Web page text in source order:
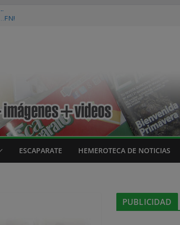
ESCAPARATE HEMEROTECA DE NOTICIAS
PUBLICIDAD